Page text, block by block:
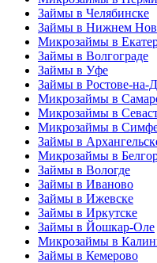
Займы в Челябинске
Займы в Нижнем
Микрозаймы в
Займы в Волгограде
Займы в Уфе
Займы в Ростове-на-
Микрозаймы в
Микрозаймы в
Микрозаймы в
Займы в
Микрозаймы в
Займы в Вологде
Займы в Иваново
Займы в Ижевске
Займы в Иркутске
Займы в Йошкар-Оле
Микрозаймы в
Займы в Кемерово